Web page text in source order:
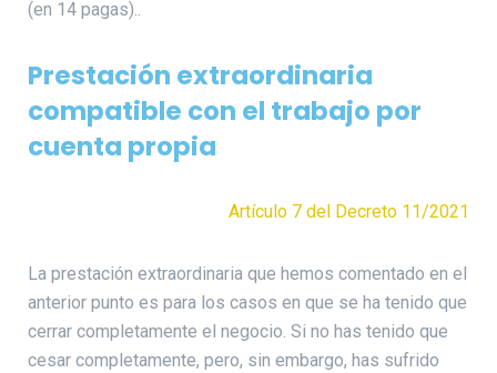
(en 14 pagas)..
Prestación extraordinaria
compatible con el trabajo por
cuenta propia
Artículo 7 del Decreto 11/2021
La prestación extraordinaria que hemos comentado en el
anterior punto es para los casos en que se ha tenido que
cerrar completamente el negocio. Si no has tenido que
cesar completamente, pero, sin embargo, has sufrido